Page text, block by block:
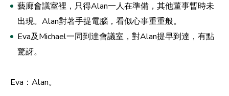
藝廊會議室裡，只得Alan一人在準備，其他董事暫時未
出現。Alan對著手提電腦，看似心事重重般。
Eva及Michael一同到達會議室，對Alan提早到達，有點
驚訝。
Eva：Alan。